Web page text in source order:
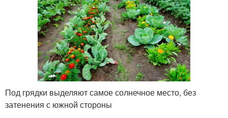
Под грядки выделяют самое солнечное место, без
затенения с южной стороны